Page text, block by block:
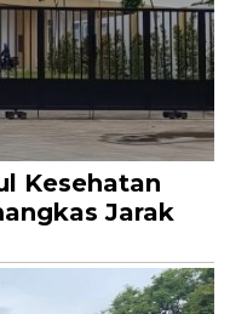
Kesehatan
Jarak